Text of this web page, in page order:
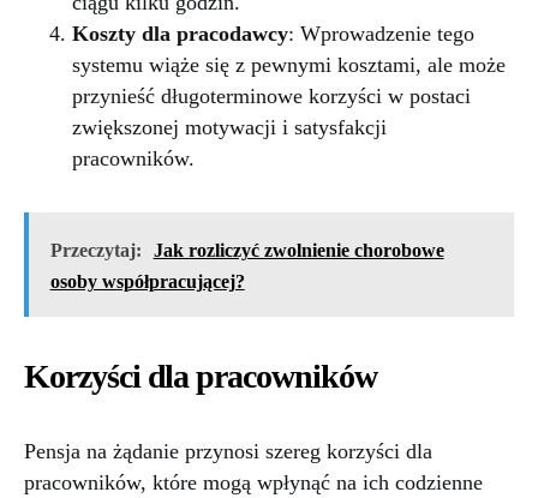
Koszty dla pracodawcy: Wprowadzenie tego
systemu wiąże się z pewnymi kosztami, ale może
przynieść długoterminowe korzyści w postaci
zwiększonej motywacji i satysfakcji
pracowników.
Przeczytaj:
Jak rozliczyć zwolnienie chorobowe
osoby współpracującej?
Korzyści dla pracowników
Pensja na żądanie przynosi szereg korzyści dla
pracowników, które mogą wpłynąć na ich codzienne